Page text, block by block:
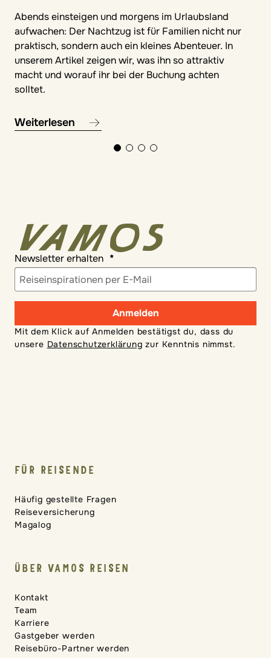
Abends einsteigen und morgens im Urlaubsland
aufwachen: Der Nachtzug ist für Familien nicht nur
praktisch, sondern auch ein kleines Abenteuer. In
unserem Artikel zeigen wir, was ihn so attraktiv
macht und worauf ihr bei der Buchung achten
solltet.
Weiterlesen
Newsletter erhalten
Anmelden
Mit dem Klick auf Anmelden bestätigst du, dass du
unsere Datenschutzerklärung zur Kenntnis nimmst.
FÜR REISENDE
Häufig gestellte Fragen
Reiseversicherung
Magalog
ÜBER VAMOS REISEN
Kontakt
Team
Karriere
Gastgeber werden
Reisebüro-Partner werden